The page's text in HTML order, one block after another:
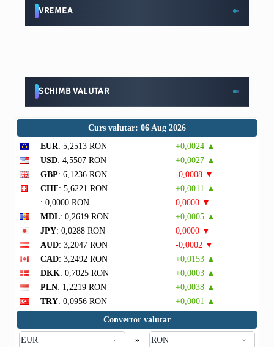
VREMEA
SCHIMB VALUTAR
Curs valutar: 06 Aug 2026
EUR: 5,2513 RON
+0,0024 ▲
USD: 4,5507 RON
+0,0027 ▲
GBP: 6,1236 RON
-0,0008 ▼
CHF: 5,6221 RON
+0,0011 ▲
: 0,0000 RON
0,0000 ▼
MDL: 0,2619 RON
+0,0005 ▲
JPY: 0,0288 RON
0,0000 ▼
AUD: 3,2047 RON
-0,0002 ▼
CAD: 3,2492 RON
+0,0153 ▲
DKK: 0,7025 RON
+0,0003 ▲
PLN: 1,2219 RON
+0,0038 ▲
TRY: 0,0956 RON
+0,0001 ▲
Convertor valutar
»